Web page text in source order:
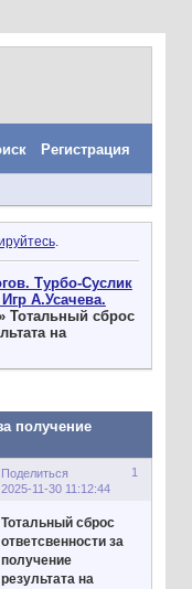
Регистрация
.
Турбо-Суслик
А.Усачева.
Тотальный сброс
на
получение
Поделиться
1
2025-11-30 11:12:44
Тотальный сброс
ответсвенности за
получение
результата на